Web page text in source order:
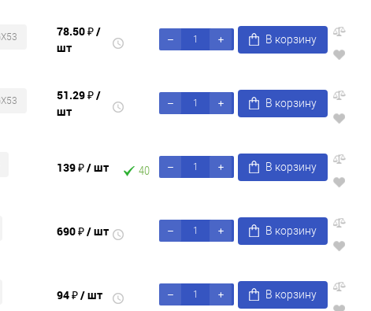
78.50 ₽/
шт
В корзину
51.29 ₽/
шт
В корзину
139 ₽/ шт 40 В корзину
690 ₽/ шт В корзину
94 ₽/ шт В корзину